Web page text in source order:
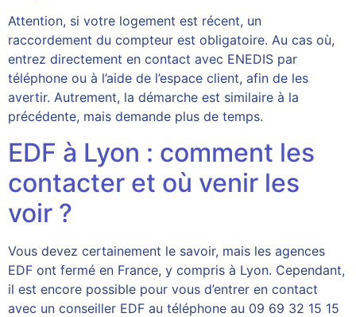
Attention, si votre logement est récent, un
raccordement du compteur est obligatoire. Au cas où,
entrez directement en contact avec ENEDIS par
téléphone ou à l’aide de l’espace client, afin de les
avertir. Autrement, la démarche est similaire à la
précédente, mais demande plus de temps.
EDF à Lyon : comment les
contacter et où venir les
voir ?
Vous devez certainement le savoir, mais les agences
EDF ont fermé en France, y compris à Lyon. Cependant,
il est encore possible pour vous d’entrer en contact
avec un conseiller EDF au téléphone au 09 69 32 15 15